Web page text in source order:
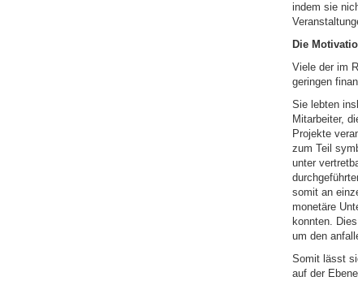
indem sie
Die
Viele der im
geringen
Sie lebten
Mitarbeiter,
Projekte
zum Teil
unter
somit an
monetäre
konnten.
um den
Somit lässt
auf der